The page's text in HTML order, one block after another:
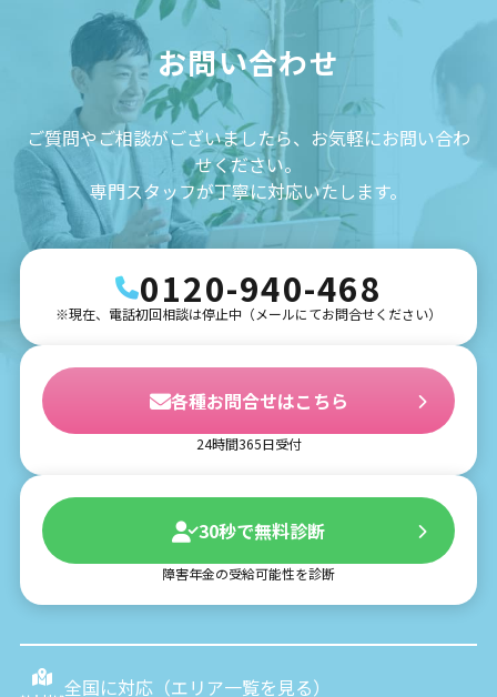
お問い合わせ
ご質問やご相談がございましたら、お気軽にお問い合わ
せください。
専門スタッフが丁寧に対応いたします。
0120-940-468
※現在、電話初回相談は停止中（メールにてお問合せください）
各種お問合せはこちら
24時間365日受付
30秒で無料診断
障害年金の受給可能性を診断
全国に対応（エリア一覧を見る）